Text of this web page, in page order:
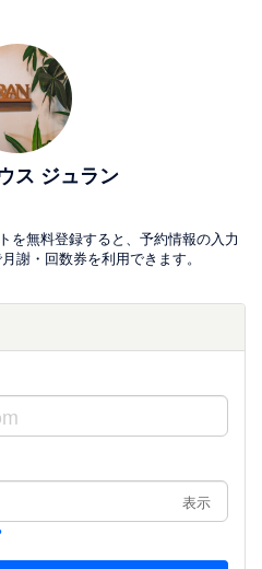
ス ジュラン
を無料登録すると、予約情報の入力
謝・回数券を利用できます。
表示